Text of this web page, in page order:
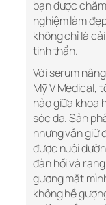
bạn được
nghiệm làm
không chỉ là
tinh thần.
Với serum
Mỹ V Medical,
hảo giữa khoa
sóc da. Sản
nhưng vẫn giữ
được nuôi
đàn hồi và
gương mặt
không hề